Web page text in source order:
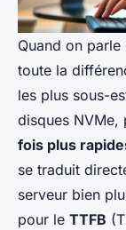
Quand on
toute la
les plus sous-
disques NVMe,
fois plus
se traduit
serveur bien
pour le TTFB